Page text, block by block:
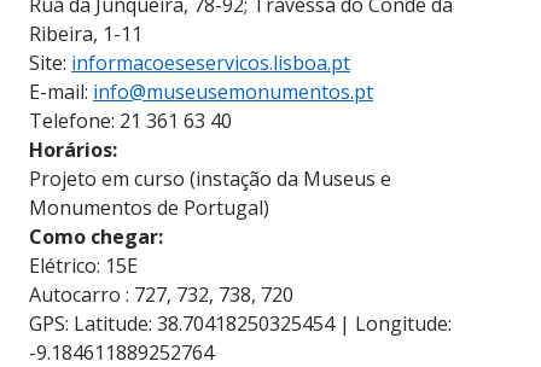
Ribeira, 1-11
Site: informacoeseservicos.lisboa.pt
E-mail: info@museusemonumentos.pt
Telefone: 21 361 63 40
Horários:
Projeto em curso (instação da Museus e
Monumentos de Portugal)
Como chegar:
Elétrico: 15E
Autocarro : 727, 732, 738, 720
GPS: Latitude: 38.70418250325454 | Longitude:
-9.184611889252764